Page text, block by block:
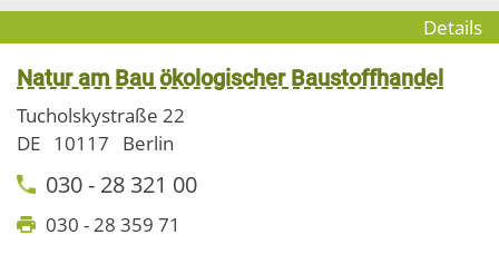
Details
Natur am Bau ökologischer Baustoffhandel
Tucholskystraße 22
DE 10117 Berlin
030 - 28 321 00
030 - 28 359 71